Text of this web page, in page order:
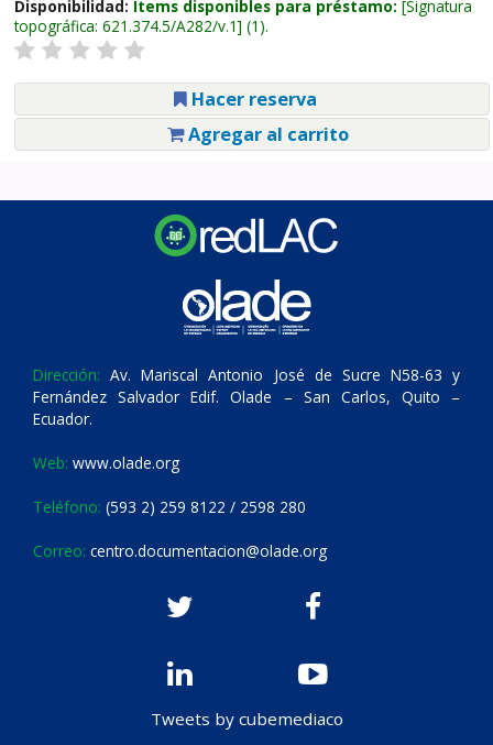
Disponibilidad: Ítems disponibles para préstamo: Signatura
topográfica: 621.374.5/A282/v.1 (1).
Hacer reserva
Agregar al carrito
Dirección: Av. Mariscal Antonio José de Sucre N58-63 y
Fernández Salvador Edif. Olade – San Carlos, Quito –
Ecuador.
Web: www.olade.org
Teléfono: (593 2) 259 8122 / 2598 280
Correo: centro.documentacion@olade.org
Tweets by cubemediaco